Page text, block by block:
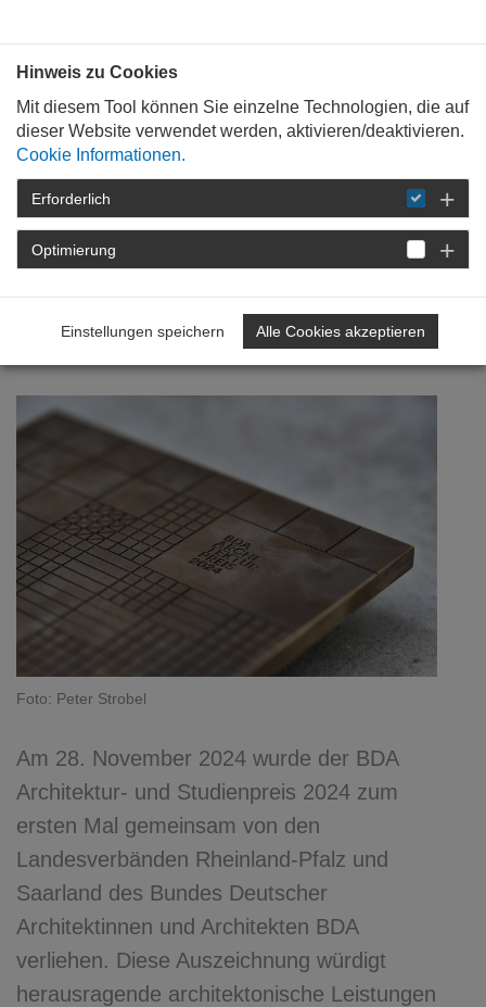
STARTSEITE DETAIL
BDA Architektur- und
Studienpreis 2024
Foto: Peter Strobel
Am 28. November 2024 wurde der BDA
Architektur- und Studienpreis 2024 zum
ersten Mal gemeinsam von den
Landesverbänden Rheinland-Pfalz und
Saarland des Bundes Deutscher
Architektinnen und Architekten BDA
verliehen. Diese Auszeichnung würdigt
herausragende architektonische Leistungen
Hinweis zu Cookies
Mit diesem Tool können Sie einzelne Technologien, die auf
dieser Website verwendet werden, aktivieren/deaktivieren.
Cookie Informationen.
Erforderlich
Optimierung
Einstellungen speichern Alle Cookies akzeptieren